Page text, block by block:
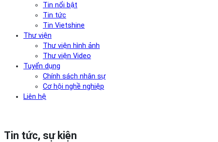
Tin nổi bật
Tin tức
Tin Vietshine
Thư viện
Thư viện hình ảnh
Thư viện Video
Tuyển dụng
Chính sách nhân sự
Cơ hội nghề nghiệp
Liên hệ
Tin tức, sự kiện